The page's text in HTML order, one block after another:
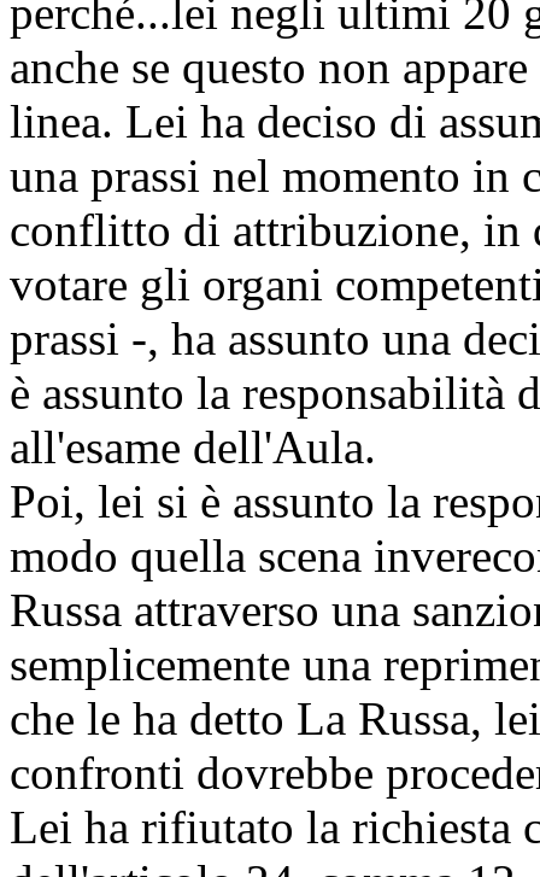
perché...lei negli ultimi 20
anche se questo non
linea. Lei ha deciso di
una prassi nel momento in
conflitto di attribuzione, in
votare gli organi
prassi -, ha assunto una
è assunto la responsabilità
all'esame dell'Aula.
Poi, lei si è assunto la
modo quella scena
Russa attraverso una
semplicemente una
che le ha detto La Russa,
confronti dovrebbe
Lei ha rifiutato la richiesta